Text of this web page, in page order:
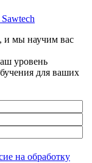
и мы научим вас
уровень
для ваших
на обработку